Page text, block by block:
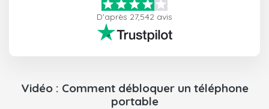
D'après 27,542 avis
Vidéo : Comment débloquer un téléphone
portable